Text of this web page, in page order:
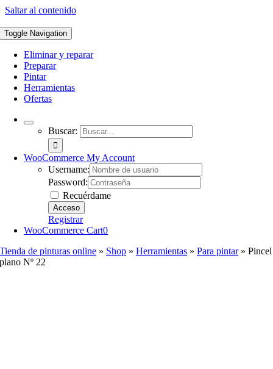
Saltar al contenido
Toggle Navigation
Eliminar y reparar
Preparar
Pintar
Herramientas
Ofertas
Buscar:
WooCommerce My Account
Username:
Password:
Recuérdame
Registrar
WooCommerce Cart0
Tienda de pinturas online » Shop »Herramientas »Para pintar»Pincel
plano Nº 22